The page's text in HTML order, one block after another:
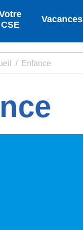
CSE
Vacances
/ Enfance